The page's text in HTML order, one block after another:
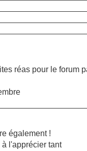
réas pour le forum
également !
l'apprécier tant